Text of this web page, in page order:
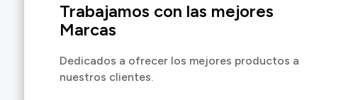
Trabajamos con las mejores
Marcas
Dedicados a ofrecer los mejores productos a
nuestros clientes.